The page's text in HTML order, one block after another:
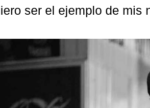
ser el ejemplo de mis